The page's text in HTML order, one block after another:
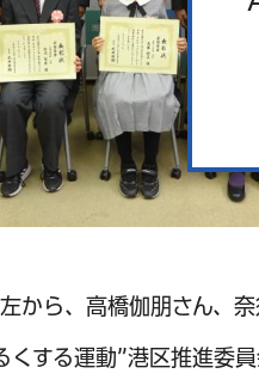
から、高橋伽朋さん、
くする運動”港区推進委員